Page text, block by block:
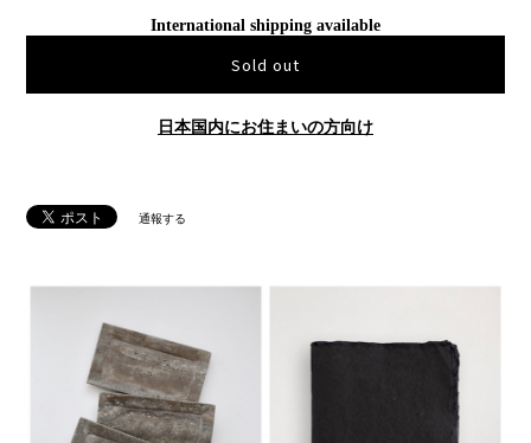
International shipping available
Sold out
日本国内にお住まいの方向け
通報する